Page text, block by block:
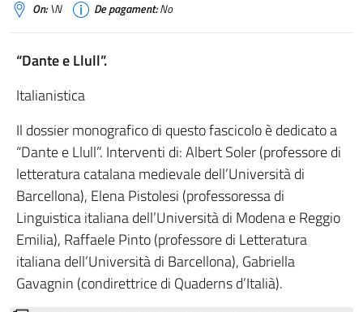
On:\N De pagament:No
“Dante e Llull”.
Italianistica
Il dossier monografico di questo fascicolo è dedicato a
“Dante e Llull”. Interventi di: Albert Soler (professore di
letteratura catalana medievale dell’Università di
Barcellona), Elena Pistolesi (professoressa di
Linguistica italiana dell’Università di Modena e Reggio
Emilia), Raffaele Pinto (professore di Letteratura
italiana dell’Università di Barcellona), Gabriella
Gavagnin (condirettrice di Quaderns d’Italià).